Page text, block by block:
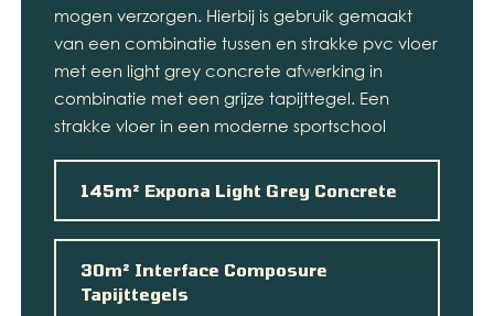
mogen verzorgen. Hierbij is gebruik gemaakt
van een combinatie tussen en strakke pvc vloer
met een light grey concrete afwerking in
combinatie met een grijze tapijttegel. Een
strakke vloer in een moderne sportschool
145m² Expona Light Grey Concrete
30m² Interface Composure
Tapijttegels